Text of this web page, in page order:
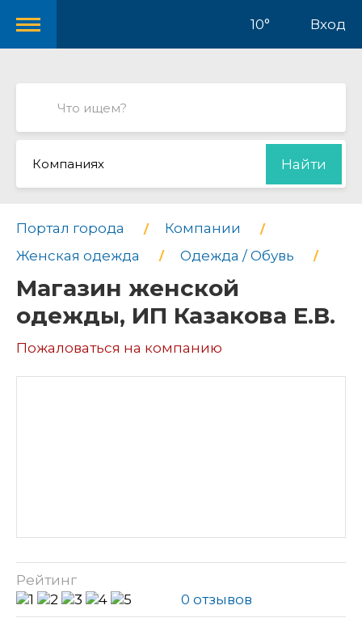
10° Вход
Компаниях Найти
Портал города
Компании
Женская одежда
Одежда / Обувь
Магазин женской
одежды, ИП Казакова Е.В.
Пожаловаться на компанию
Рейтинг
0 отзывов